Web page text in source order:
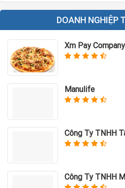
DOANH NGHIỆP
Xm Pay
Manulife
Công Ty TNHH
Công Ty TNHH